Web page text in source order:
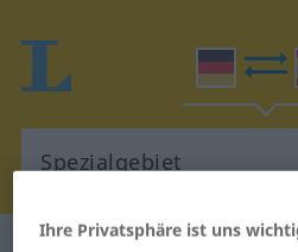
Ihre Privatsphäre ist uns